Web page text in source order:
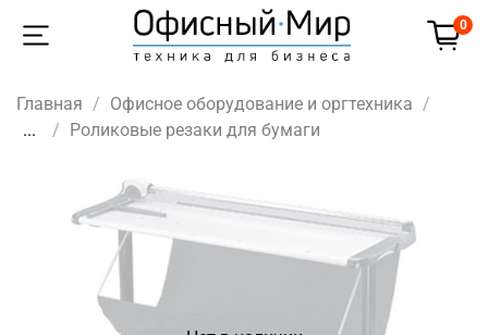
0
Главная
Офисное оборудование и оргтехника
...
Роликовые резаки для бумаги